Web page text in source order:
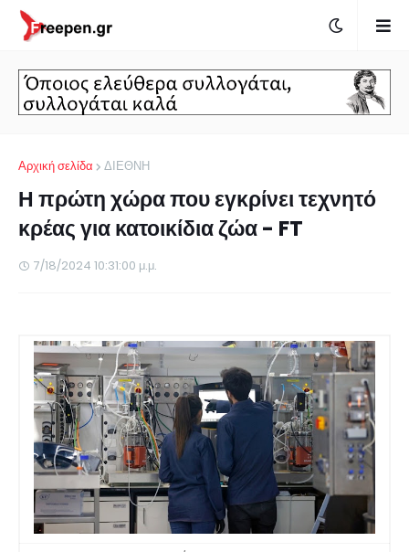
Αρχική σελίδα ΔΙΕΘΝΗ
Η πρώτη χώρα που εγκρίνει τεχνητό
κρέας για κατοικίδια ζώα - FT
7/18/2024 10:31:00 μ.μ.